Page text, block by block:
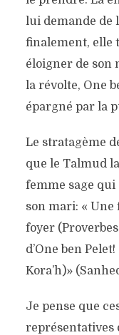
lui demande de
finalement, elle
éloigner de son
la révolte, One
épargné par la
Le stratagème
que le Talmud
femme sage
son mari: «
foyer (Proverbes
d’One ben
Kora’h)»
Je pense que
représentatives